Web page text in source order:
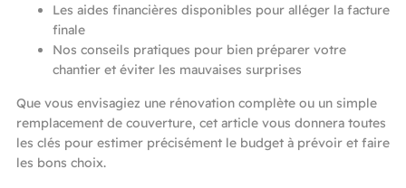
Les aides financières disponibles pour alléger la facture
finale
Nos conseils pratiques pour bien préparer votre
chantier et éviter les mauvaises surprises
Que vous envisagiez une rénovation complète ou un simple
remplacement de couverture, cet article vous donnera toutes
les clés pour estimer précisément le budget à prévoir et faire
les bons choix.